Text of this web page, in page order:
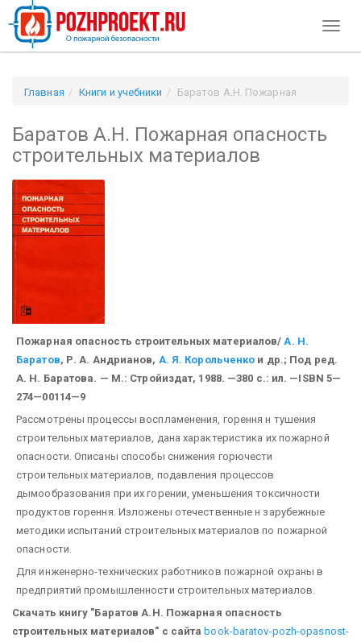
Главная Книги и учебники
Баратов А.Н. Пожарная
Баратов А.Н. Пожарная опасность
строительных материалов
Пожарная опасность строительных материалов/ А. Н.
Баратов, Р. А. Андрианов, А. Я. Корольченко и др.; Под ред.
А. Н. Баратова. — М.: Стройиздат, 1988. —380 с.: ил. —ISBN 5—
274—00114—9
Рассмотрены процессы воспламенения, горення н тушения
строительных материалов, дана характеристика их пожарной
опасности. Описаны способы снижения горючести
строительных материалов, подавления процессов
дымообразования при их горении, уменьшения токсичности
продуктов горення. Изложены отечественные н зарубежные
методики испытаний строительных материалов по пожарной
опасности.
Для инженерно-технических работников пожарной охраны в
предприятий промышленности строительных материалов.
Скачать книгу "Баратов А.Н. Пожарная опасность
строительных материалов" с сайта book-baratov-pozh-opasnost-